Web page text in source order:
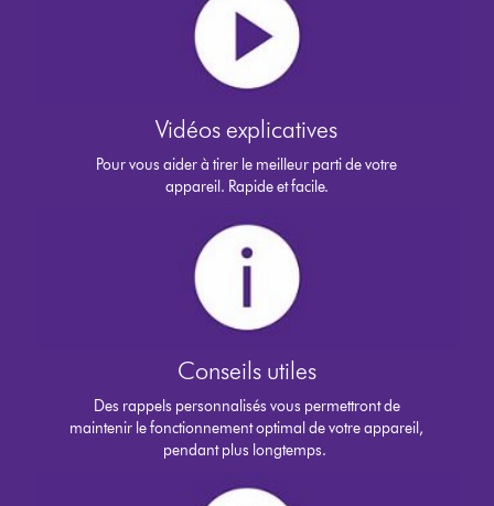
Vidéos explicatives
Pour vous aider à tirer le meilleur parti de votre
appareil. Rapide et facile.
Conseils utiles
Des rappels personnalisés vous permettront de
maintenir le fonctionnement optimal de votre appareil,
pendant plus longtemps.